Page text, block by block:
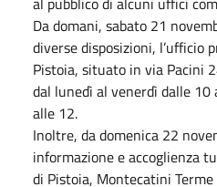
Da domani, sabato 21
diverse disposizioni, l’ufficio
Pistoia, situato in via Pacini
dal lunedì al venerdì dalle 10
alle 12.
Inoltre, da domenica 22
informazione e accoglienza
di Pistoia, Montecatini